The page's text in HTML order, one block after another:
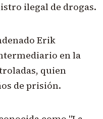
ilegal de drogas.
Erik
en la
quien
de prisión.